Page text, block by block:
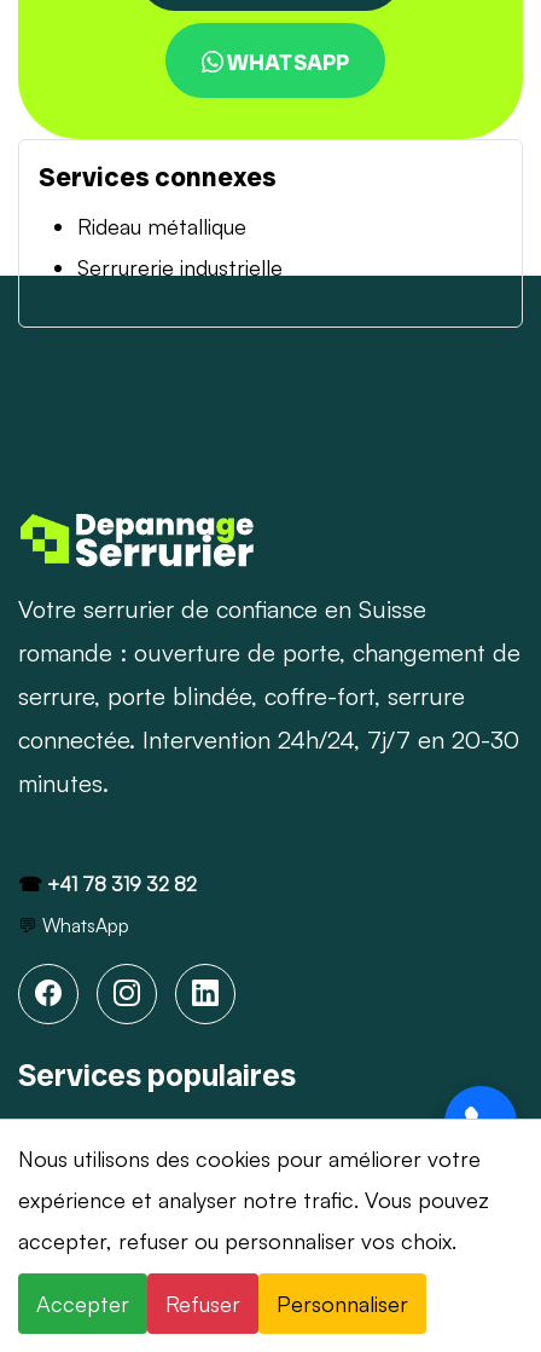
WHATSAPP
Services connexes
Rideau métallique
Serrurerie industrielle
Votre serrurier de confiance en Suisse
romande : ouverture de porte, changement de
serrure, porte blindée, coffre-fort, serrure
connectée. Intervention 24h/24, 7j/7 en 20-30
minutes.
☎ +41 78 319 32 82
💬 WhatsApp
Services populaires
Réparation serrure
Après cambriolage
Porte blindée
Blindage de porte
Nous utilisons des cookies pour améliorer votre
expérience et analyser notre trafic. Vous pouvez
accepter, refuser ou personnaliser vos choix.
Accepter Refuser Personnaliser
⚡ Intervention en 20 min· 24h/24 · 7j/7 ·
Devis gratuit
+41 78 319 32 82
WhatsApp